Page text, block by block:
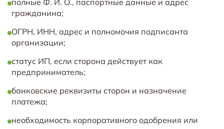
гражданина;
ОГРН, ИНН, адрес и полномочия подписанта
организации;
статус ИП, если сторона действует как
предприниматель;
банковские реквизиты сторон и назначение
платежа;
необходимость корпоративного одобрения или